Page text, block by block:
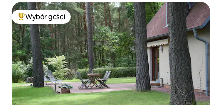
Najpopularniejsze z kategorii Wybór gości
Wybór gości